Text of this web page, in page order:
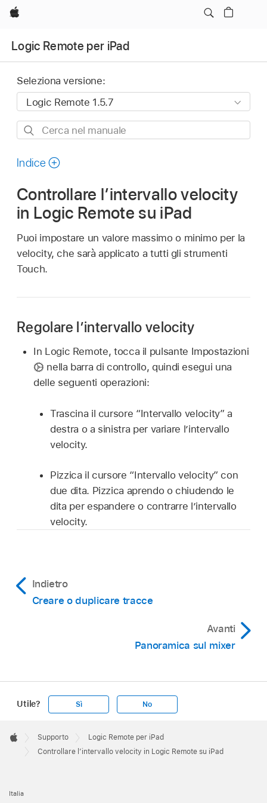
Apple
Logic Remote per iPad
Seleziona versione:
Cerca
manuale
Indice
Controllare l’intervallo velocity
in Logic Remote su iPad
Puoi impostare un valore massimo o minimo per la
velocity, che sarà applicato a tutti gli strumenti
Touch.
Regolare l’intervallo velocity
In Logic Remote, tocca il pulsante Impostazioni
nella barra di controllo, quindi esegui una
delle seguenti operazioni:
Trascina il cursore “Intervallo velocity” a
destra o a sinistra per variare l’intervallo
velocity.
Pizzica il cursore “Intervallo velocity” con
due dita. Pizzica aprendo o chiudendo le
dita per espandere o contrarre l’intervallo
velocity.
Indietro
Creare o duplicare tracce
Avanti
Panoramica sul mixer
Utile? Sì No
Footer

Apple
Supporto
Logic Remote per iPad
Controllare l’intervallo velocity in Logic Remote su iPad
Italia